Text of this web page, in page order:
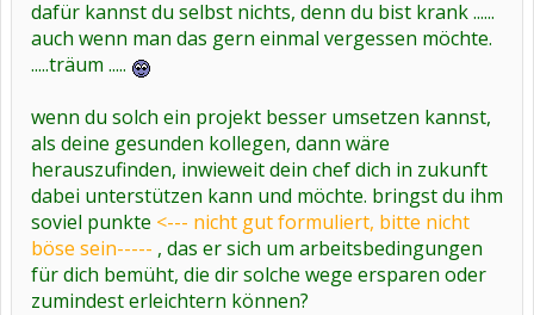
dafür kannst du selbst nichts, denn du bist krank ......
auch wenn man das gern einmal vergessen möchte.
.....träum .....
wenn du solch ein projekt besser umsetzen kannst,
als deine gesunden kollegen, dann wäre
herauszufinden, inwieweit dein chef dich in zukunft
dabei unterstützen kann und möchte. bringst du ihm
soviel punkte <--- nicht gut formuliert, bitte nicht
böse sein----- , das er sich um arbeitsbedingungen
für dich bemüht, die dir solche wege ersparen oder
zumindest erleichtern können?